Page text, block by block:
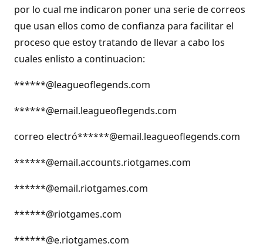
n
por lo cual me indicaron poner una serie de correos
que usan ellos como de confianza para facilitar el
proceso que estoy tratando de llevar a cabo los
cuales enlisto a continuacion:
******@leagueoflegends.com
******@email.leagueoflegends.com
correo electró******@email.leagueoflegends.com
******@email.accounts.riotgames.com
******@email.riotgames.com
******@riotgames.com
******@e.riotgames.com